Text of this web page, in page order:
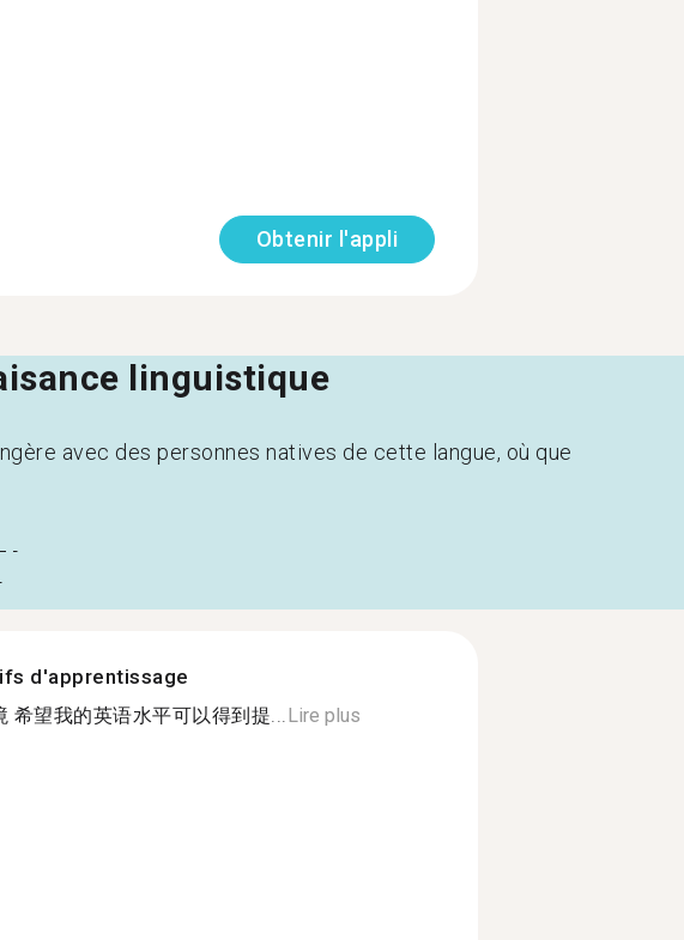
Obtenir l'appli
linguistique
avec des personnes natives de cette langue, où que
d'apprentissage
希望我的英语水平可以得到提... Lire plus